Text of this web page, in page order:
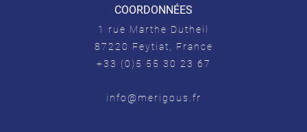
COORDONNÉES
1 rue Marthe Dutheil
87220 Feytiat, France
+33 (0)5 55 30 23 67
info@merigous.fr